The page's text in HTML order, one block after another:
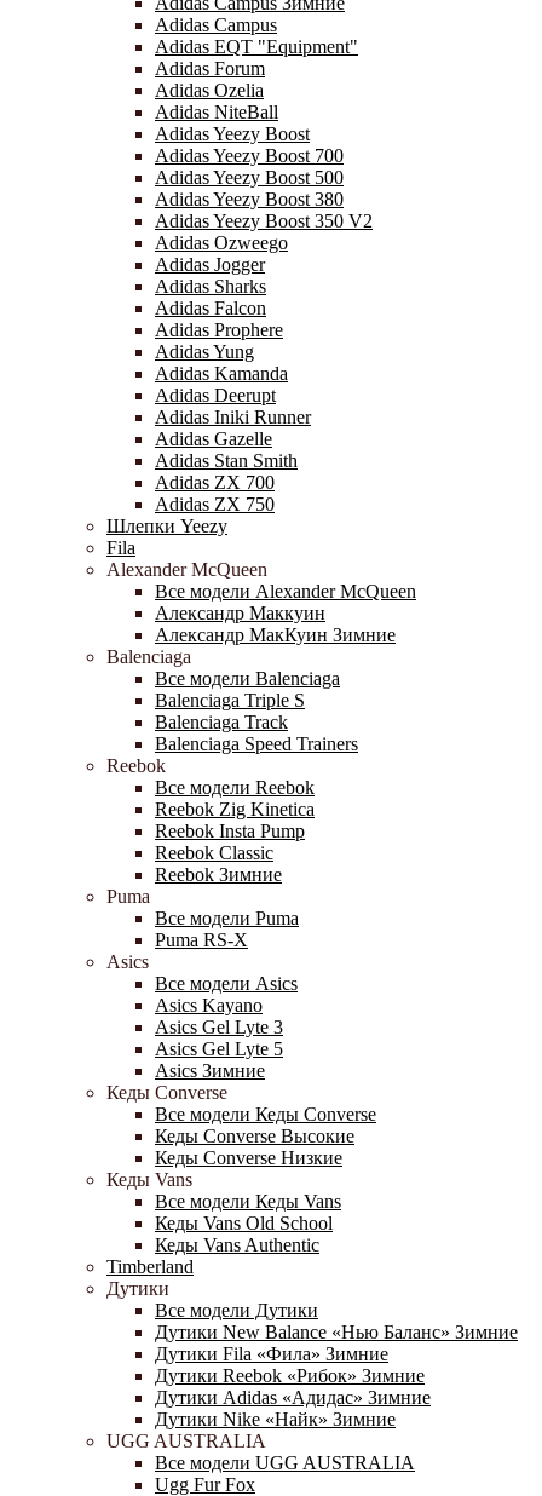
Adidas Campus
Adidas EQT "Equipment"
Adidas Forum
Adidas Ozelia
Adidas NiteBall
Adidas Yeezy Boost
Adidas Yeezy Boost 700
Adidas Yeezy Boost 500
Adidas Yeezy Boost 380
Adidas Yeezy Boost 350 V2
Adidas Ozweego
Adidas Jogger
Adidas Sharks
Adidas Falcon
Adidas Prophere
Adidas Yung
Adidas Kamanda
Adidas Deerupt
Adidas Iniki Runner
Adidas Gazelle
Adidas Stan Smith
Adidas ZX 700
Adidas ZX 750
Шлепки Yeezy
Fila
Alexander McQueen
Все модели Alexander McQueen
Александр Маккуин
Александр МакКуин Зимние
Balenciaga
Все модели Balenciaga
Balenciaga Triple S
Balenciaga Track
Balenciaga Speed Trainers
Reebok
Все модели Reebok
Reebok Zig Kinetica
Reebok Insta Pump
Reebok Classic
Reebok Зимние
Puma
Все модели Puma
Puma RS-X
Asics
Все модели Asics
Asics Kayano
Asics Gel Lyte 3
Asics Gel Lyte 5
Asics Зимние
Кеды Converse
Все модели Кеды Converse
Кеды Converse Высокие
Кеды Converse Низкие
Кеды Vans
Все модели Кеды Vans
Кеды Vans Old School
Кеды Vans Authentic
Timberland
Дутики
Все модели Дутики
Дутики New Balance «Нью Баланс» Зимние
Дутики Fila «Фила» Зимние
Дутики Reebok «Рибок» Зимние
Дутики Adidas «Адидас» Зимние
Дутики Nike «Найк» Зимние
UGG AUSTRALIA
Все модели UGG AUSTRALIA
Ugg Fur Fox